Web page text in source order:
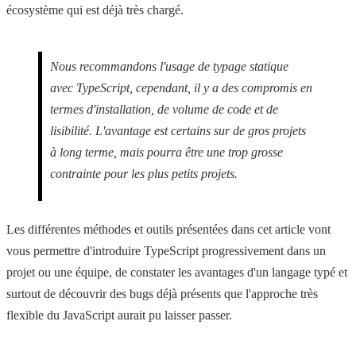
écosystème qui est déjà très chargé.
Nous recommandons l'usage de typage statique
avec TypeScript, cependant, il y a des compromis en
termes d'installation, de volume de code et de
lisibilité. L'avantage est certains sur de gros projets
à long terme, mais pourra être une trop grosse
contrainte pour les plus petits projets.
Les différentes méthodes et outils présentées dans cet article vont
vous permettre d'introduire TypeScript progressivement dans un
projet ou une équipe, de constater les avantages d'un langage typé et
surtout de découvrir des bugs déjà présents que l'approche très
flexible du JavaScript aurait pu laisser passer.